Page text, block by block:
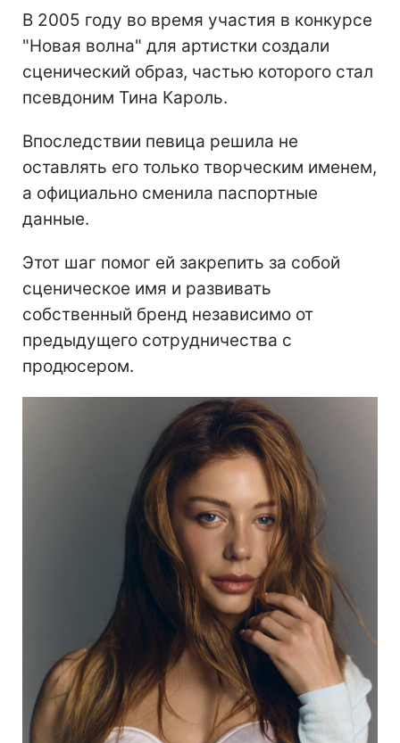
В 2005 году во время участия в конкурсе
"Новая волна" для артистки создали
сценический образ, частью которого стал
псевдоним Тина Кароль.
Впоследствии певица решила не
оставлять его только творческим именем,
а официально сменила паспортные
данные.
Этот шаг помог ей закрепить за собой
сценическое имя и развивать
собственный бренд независимо от
предыдущего сотрудничества с
продюсером.